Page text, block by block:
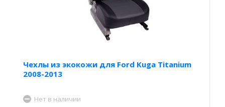
Чехлы из экокожи для Ford Kuga Titanium
2008-2013
Нет в наличии